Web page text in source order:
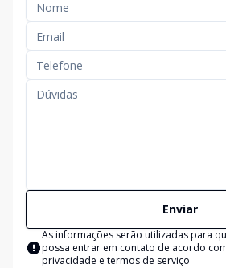
Enviar
As informações serão utilizadas para
possa entrar em contato de acordo
privacidade e termos de serviço